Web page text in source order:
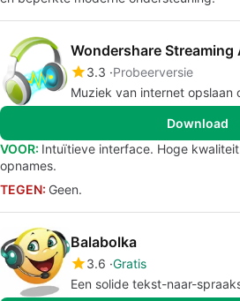
Wondershare Streaming
3.3 Probeerversie
Muziek van internet opslaan
Download
VOOR: Intuïtieve interface. Hoge
opnames.
TEGEN: Geen.
Balabolka
3.6 Gratis
Een solide tekst-naar-